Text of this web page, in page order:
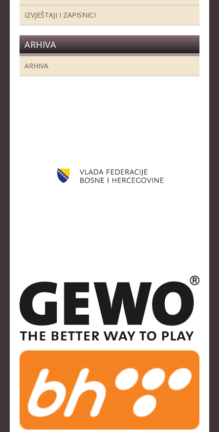
IZVJEŠTAJI I ZAPISNICI
ARHIVA
ARHIVA